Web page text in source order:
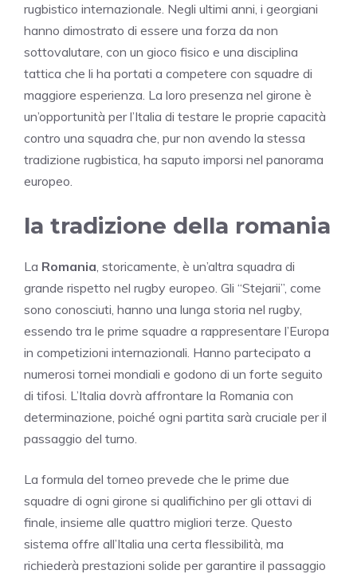
rugbistico internazionale. Negli ultimi anni, i georgiani
hanno dimostrato di essere una forza da non
sottovalutare, con un gioco fisico e una disciplina
tattica che li ha portati a competere con squadre di
maggiore esperienza. La loro presenza nel girone è
un’opportunità per l’Italia di testare le proprie capacità
contro una squadra che, pur non avendo la stessa
tradizione rugbistica, ha saputo imporsi nel panorama
europeo.
la tradizione della romania
La Romania , storicamente, è un’altra squadra di
grande rispetto nel rugby europeo. Gli “Stejarii”, come
sono conosciuti, hanno una lunga storia nel rugby,
essendo tra le prime squadre a rappresentare l’Europa
in competizioni internazionali. Hanno partecipato a
numerosi tornei mondiali e godono di un forte seguito
di tifosi. L’Italia dovrà affrontare la Romania con
determinazione, poiché ogni partita sarà cruciale per il
passaggio del turno.
La formula del torneo prevede che le prime due
squadre di ogni girone si qualifichino per gli ottavi di
finale, insieme alle quattro migliori terze. Questo
sistema offre all’Italia una certa flessibilità, ma
richiederà prestazioni solide per garantire il passaggio